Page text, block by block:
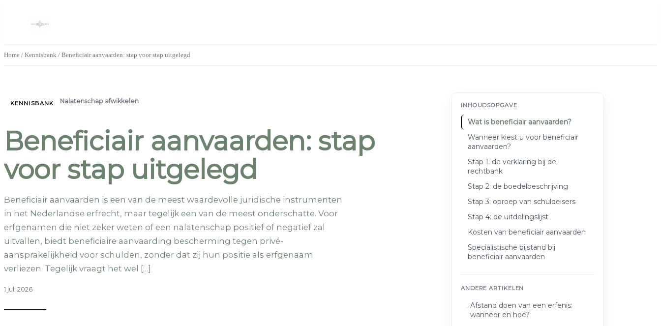
Home / Kennisbank / Beneficiair aanvaarden: stap voor stap uitgelegd
KENNISBANK Nalatenschap afwikkelen
Beneficiair aanvaarden: stap
voor stap uitgelegd
Beneficiair aanvaarden is een van de meest waardevolle juridische instrumenten
in het Nederlandse erfrecht, maar tegelijk een van de meest onderschatte. Voor
erfgenamen die niet zeker weten of een nalatenschap positief of negatief zal
uitvallen, biedt beneficiaire aanvaarding bescherming tegen privé-
aansprakelijkheid voor schulden, zonder dat zij hun positie als erfgenaam
verliezen. Tegelijk vraagt het wel […]
1 juli 2026
INHOUDSOPGAVE
Wat is beneficiair aanvaarden?
Wanneer kiest u voor beneficiair
aanvaarden?
Stap 1: de verklaring bij de
rechtbank
Stap 2: de boedelbeschrijving
Stap 3: oproep van schuldeisers
Stap 4: de uitdelingslijst
Kosten van beneficiair aanvaarden
Specialistische bijstand bij
beneficiair aanvaarden
ANDERE ARTIKELEN
Afstand doen van een erfenis:
wanneer en hoe?